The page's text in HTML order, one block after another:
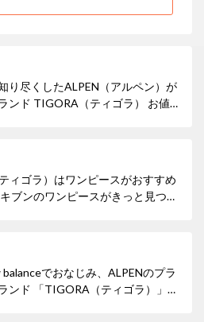
り尽くしたALPEN（アルペン）が
ド TIGORA（ティゴラ） お値
ィゴラ）はワンピースがおすすめ
ブンのワンピースがきっと見つか
でおなじみ、ALPENのプラ
ンド 「TIGORA（ティゴラ）」